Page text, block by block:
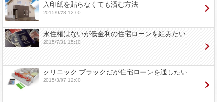
入印紙を貼らなくても済む方法
2015/9/28 12:00
永住権はないが低金利の住宅ローンを組みたい
2015/7/31 15:10
クリニック ブラックだが住宅ローンを通したい
2015/3/07 12:00